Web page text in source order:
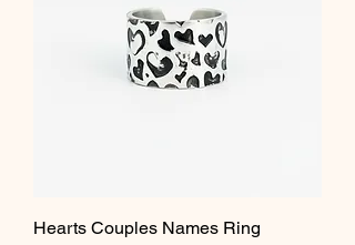
Hearts Couples Names Ring